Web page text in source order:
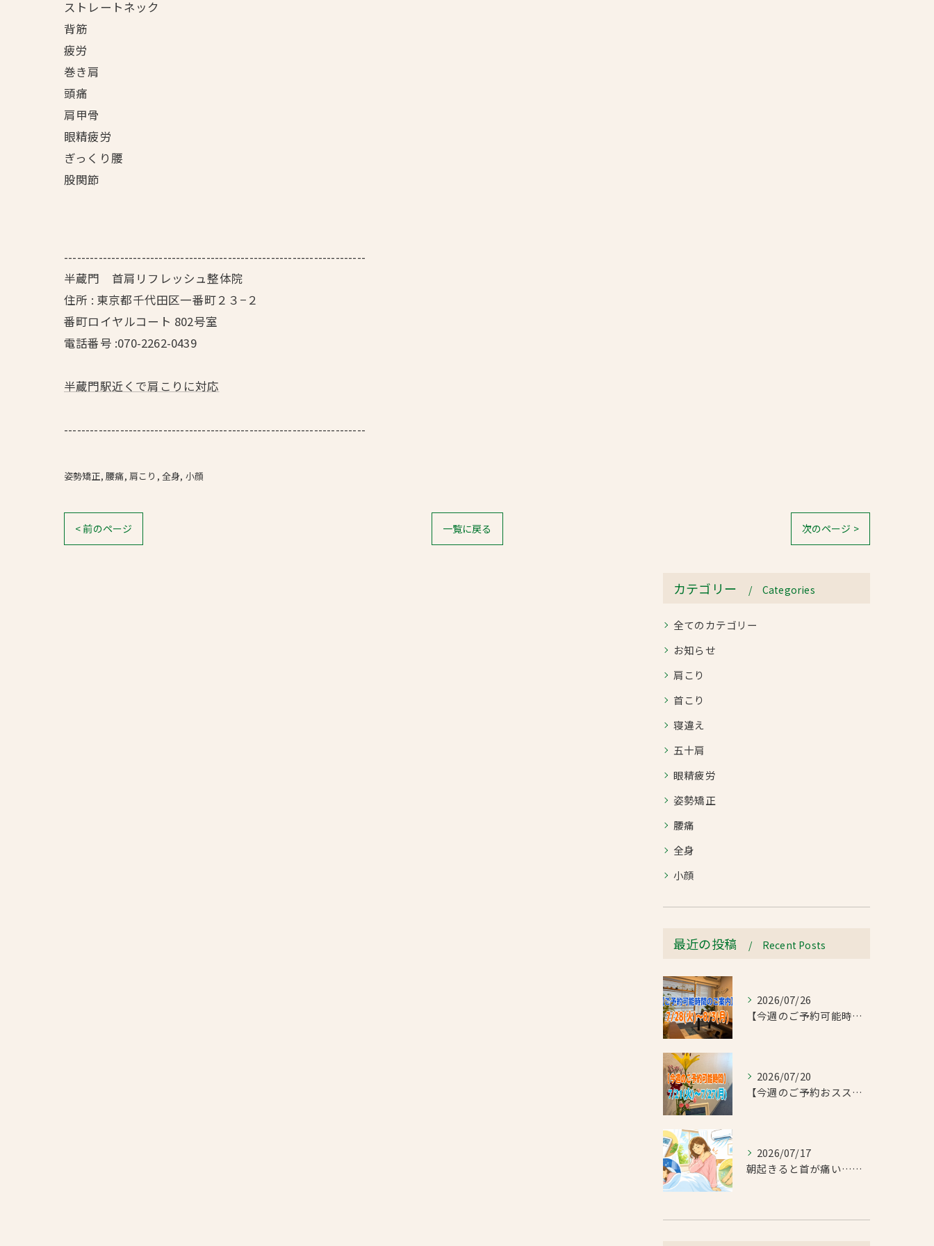
ストレートネック
背筋
疲労
巻き肩
頭痛
肩甲骨
眼精疲労
ぎっくり腰
股関節
----------------------------------------------------------------------
半蔵門 首肩リフレッシュ整体院
住所 : 東京都千代田区一番町２３−２
番町ロイヤルコート 802号室
電話番号 :070-2262-0439
半蔵門駅近くで肩こりに対応
----------------------------------------------------------------------
姿勢矯正 腰痛 肩こり 全身 小顔
< 前のページ 一覧に戻る 次のページ >
カテゴリー Categories
全てのカテゴリー
お知らせ
肩こり
首こり
寝違え
五十肩
眼精疲労
姿勢矯正
腰痛
全身
小顔
最近の投稿 Recent Posts
2026/07/26
【今週のご予約可能時間のご案内】2026/7/28(火)~8/3(月)
2026/07/20
【今週のご予約おススメ時間のご案内】2026/7/21(火)~7/27(月)
2026/07/17
朝起きると首が痛い…エアコンの冷えで首肩こりと足のだるさが気になったお客様｜半蔵門 首肩リフレッシュ整体院